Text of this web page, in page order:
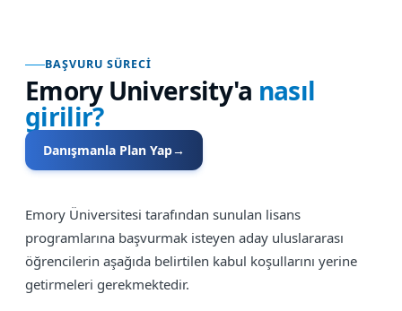
BAŞVURU SÜRECI
Emory University'a nasıl
girilir?
Danışmanla Plan Yap→
Emory Üniversitesi tarafından sunulan lisans
programlarına başvurmak isteyen aday uluslararası
öğrencilerin aşağıda belirtilen kabul koşullarını yerine
getirmeleri gerekmektedir.